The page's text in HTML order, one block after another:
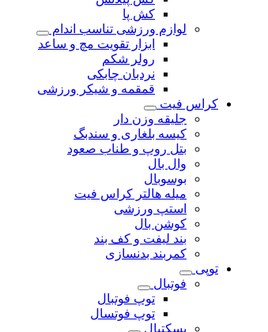
کش پا
لوازم ورزشی تناسب اندام
ابزار تقویت مچ و ساعد
رولر شکم
نردبان چابکی
قمقمه و شیکر ورزشی
کراس فیت
جلیقه وزن دار
کیسه بلغاری و سندبگ
بتل روپ و طناب صعود
وال بال
بوسوبال
میله هالتر کراس فیت
استپ ورزشی
کوشن بال
بند لیفت و کف بند
کمربند بدنسازی
توپی
فوتبال
توپ فوتبال
توپ فوتسال
بسکتبال